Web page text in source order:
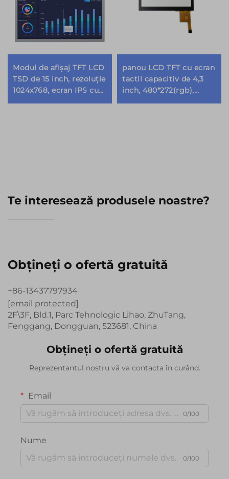
Modul de afișaj TFT LCD
TSD de 15 inch, rezoluție
1024x768, ecran IPS cu
interfață LVDS
panou LCD TFT cu ecran
tactil capacitiv de 4,3
inch, 480*272(rgb),
module de afișaj tactil
Te interesează produsele noastre?
Obțineți o ofertă gratuită
+86-13437797934
[email protected]
2F\3F, Bld.1, Parc Tehnologic Lihao, ZhuTang,
Fenggang, Dongguan, 523681, China
Obțineți o ofertă gratuită
Reprezentantul nostru vă va contacta în curând.
Email
0/100
Nume
0/100